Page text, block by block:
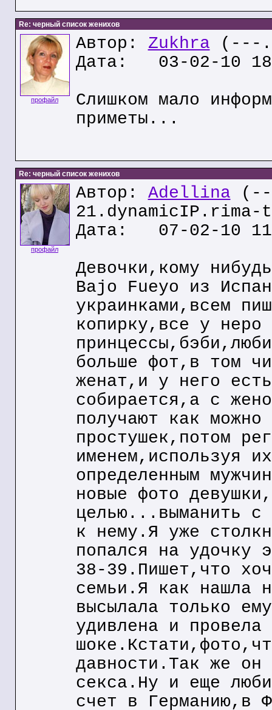
Re: черный список женихов
профайл
Автор: Zukhra (---
Дата: 03-02-10
Слишком мало
приметы...
Re: черный список женихов
профайл
Автор: Adellina
Дата: 07-02-10
Девочки,кому
Bajo Fueyo из
украинками,всем
копирку,все у неро
больше фот,в том
женат,и у него
собирается,а с
получают как
простушек,потом
именем,используя
определенным
новые фото
целью...выманить с
к нему.Я уже
попался на удочку
38-39.Пишет,что
семьи.Я как нашла
высылала только
удивлена и
давности.Так же он
секса.Ну и еще
счет в Германию,в